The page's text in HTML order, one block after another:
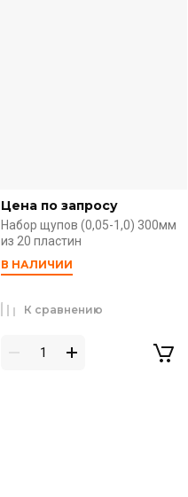
Цена по запросу
Набор щупов (0,05-1,0) 300мм
из 20 пластин
В НАЛИЧИИ
К сравнению